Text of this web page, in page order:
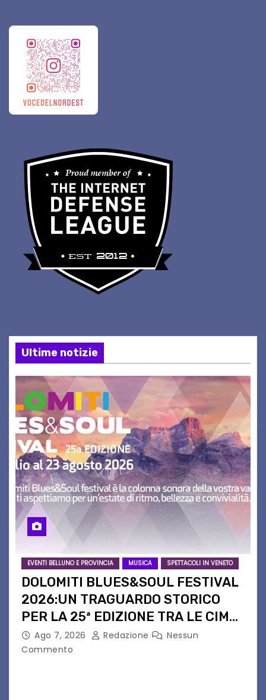
Ultime notizie
EVENTI BELLUNO E PROVINCIA MUSICA SPETTACOLI IN VENETO
DOLOMITI BLUES&SOUL FESTIVAL
2026:UN TRAGUARDO STORICO
PER LA 25ª EDIZIONE TRA LE CIME
PATRIMONIO UNESCO
Ago 7, 2026 Redazione
Nessun
Commento